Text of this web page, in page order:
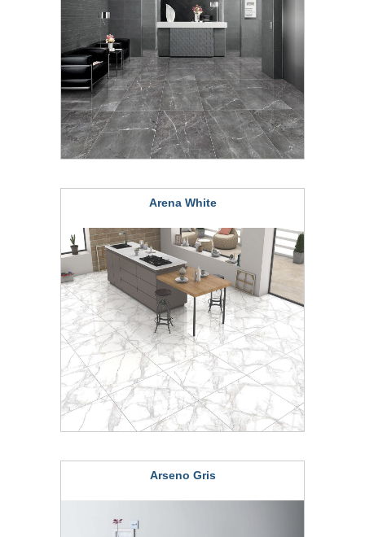
Arena White
Arseno Gris